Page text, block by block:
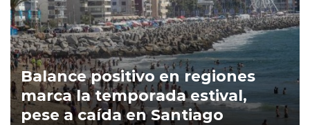
Balance positivo en regiones
marca la temporada estival,
pese a caída en Santiago